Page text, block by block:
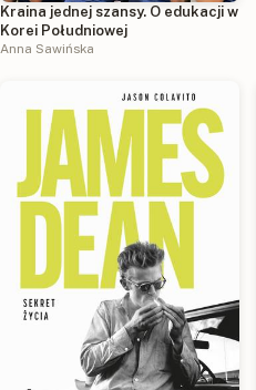
Kraina jednej szansy. O edukacji w
Korei Południowej
Anna Sawińska